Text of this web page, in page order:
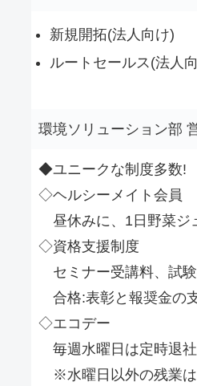
新規開拓(法人向け)
ルートセールス(法人
環境ソリューション部
◆ユニークな制度多数!
◇ヘルシーメイト会員
昼休みに、1日野菜ジ
◇資格支援制度
セミナー受講料、試
合格:表彰と報奨金の
◇エコデー
毎週水曜日は定時退社
※水曜日以外の残業は